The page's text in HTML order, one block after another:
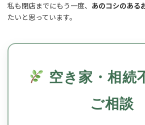
私も閉店までにもう一度、 あのコシのある
たいと思っています。
空き家・相続
ご相談